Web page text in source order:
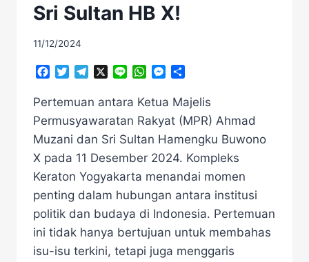
Sri Sultan HB X!
11/12/2024
Facebook
TwitterTelegramLine WhatsAppMessenger
Pertemuan antara Ketua Majelis
Permusyawaratan Rakyat (MPR) Ahmad
Muzani dan Sri Sultan Hamengku Buwono
X pada 11 Desember 2024. Kompleks
Keraton Yogyakarta menandai momen
penting dalam hubungan antara institusi
politik dan budaya di Indonesia. Pertemuan
ini tidak hanya bertujuan untuk membahas
isu-isu terkini, tetapi juga menggaris